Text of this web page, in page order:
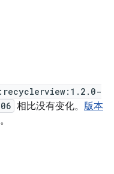
相比没有变化。 版本
。